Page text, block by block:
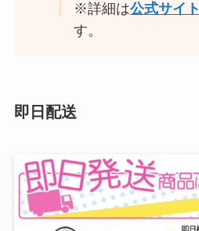
※詳細は公式サイト
す。
即日配送